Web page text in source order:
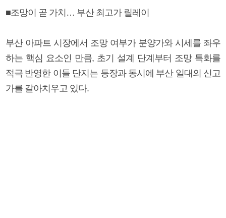
■조망이 곧 가치… 부산 최고가 릴레이
부산 아파트 시장에서 조망 여부가 분양가와 시세를 좌우
하는 핵심 요소인 만큼, 초기 설계 단계부터 조망 특화를
적극 반영한 이들 단지는 등장과 동시에 부산 일대의 신고
가를 갈아치우고 있다.